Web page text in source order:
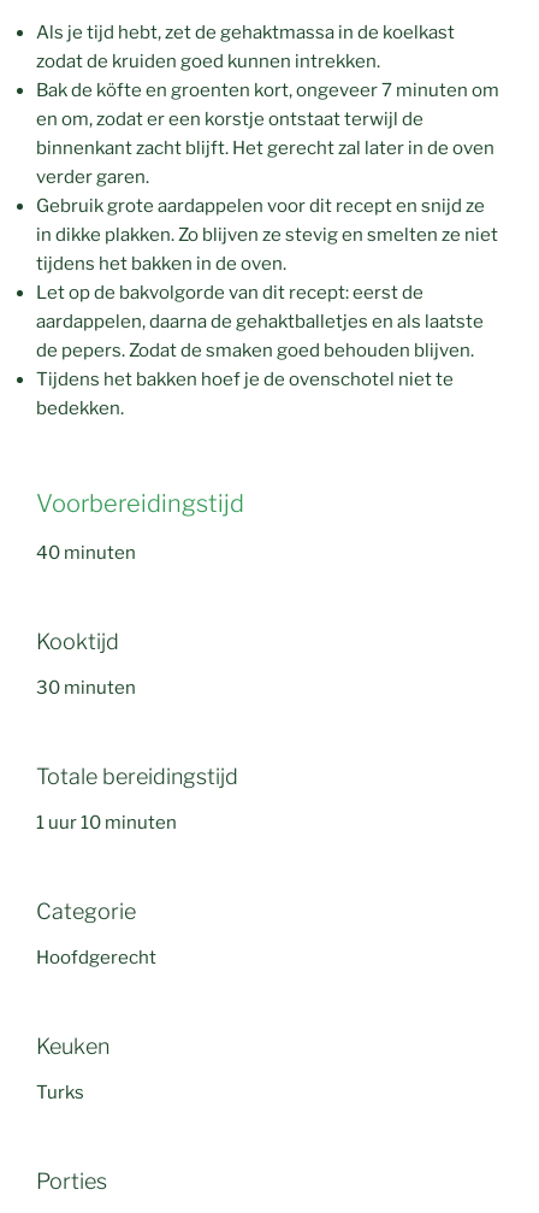
Als je tijd hebt, zet de gehaktmassa in de koelkast
zodat de kruiden goed kunnen intrekken.
Bak de köfte en groenten kort, ongeveer 7 minuten om
en om, zodat er een korstje ontstaat terwijl de
binnenkant zacht blijft. Het gerecht zal later in de oven
verder garen.
Gebruik grote aardappelen voor dit recept en snijd ze
in dikke plakken. Zo blijven ze stevig en smelten ze niet
tijdens het bakken in de oven.
Let op de bakvolgorde van dit recept: eerst de
aardappelen, daarna de gehaktballetjes en als laatste
de pepers. Zodat de smaken goed behouden blijven.
Tijdens het bakken hoef je de ovenschotel niet te
bedekken.
Voorbereidingstijd
40 minuten
Kooktijd
30 minuten
Totale bereidingstijd
1 uur 10 minuten
Categorie
Hoofdgerecht
Keuken
Turks
Porties